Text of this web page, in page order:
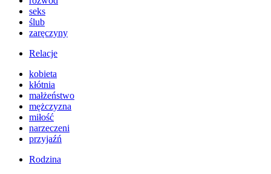
seks
ślub
zaręczyny
Relacje
kobieta
kłótnia
małżeństwo
mężczyzna
miłość
narzeczeni
przyjaźń
Rodzina